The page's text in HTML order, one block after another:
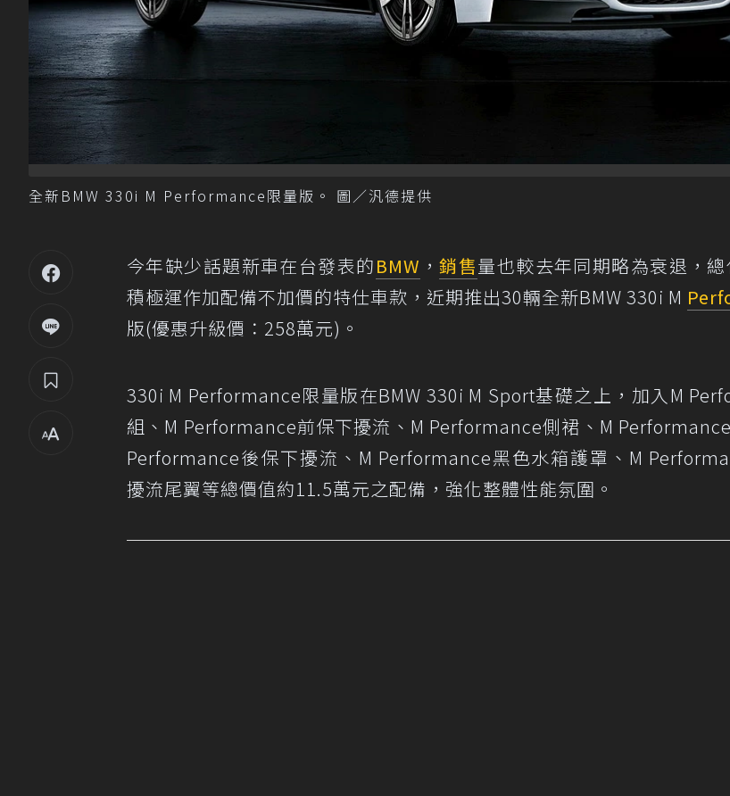
全新BMW 330i M Performance限量版。 圖／汎德提供
今年缺少話題新車在台發表的BMW ，銷售量也較去年同期略為衰退，總
積極運作加配備不加價的特仕車款，近期推出30輛全新BMW 330i M
版(優惠升級價：258萬元)。
330i M Performance限量版在BMW 330i M Sport基礎之上，加入M
組、M Performance前保下擾流、M Performance側裙、M
Performance後保下擾流、M Performance黑色水箱護罩、M
擾流尾翼等總價值約11.5萬元之配備，強化整體性能氛圍。